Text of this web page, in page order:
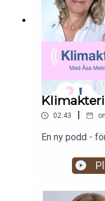
02:43 |
En ny podd -